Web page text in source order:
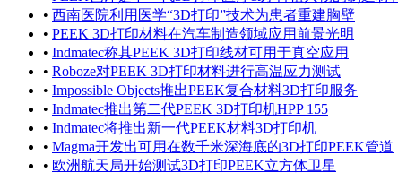
• 西南医院利用医学“3D打印”技术为患者重建胸壁
• PEEK 3D打印材料在汽车制造领域应用前景光明
• Indmatec称其PEEK 3D打印线材可用于真空应用
• Roboze对PEEK 3D打印材料进行高温应力测试
• Impossible Objects推出PEEK复合材料3D打印服务
• Indmatec推出第二代PEEK 3D打印机HPP 155
• Indmatec将推出新一代PEEK材料3D打印机
• Magma开发出可用在数千米深海底的3D打印PEEK管道
• 欧洲航天局开始测试3D打印PEEK立方体卫星